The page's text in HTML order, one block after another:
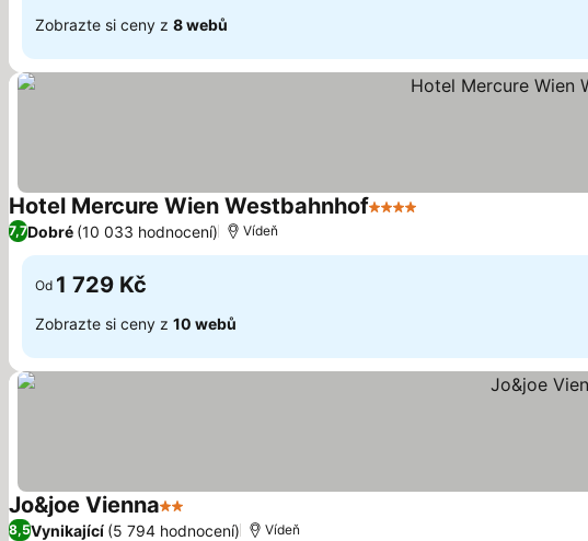
Zobrazte si ceny z 8 webů
Hotel Mercure Wien Westbahnhof4 Počet hvězdiček
7,7Dobré (10 033 hodnocení) Vídeň
Od 1 729 Kč
Zobrazte si ceny z 10 webů
Jo&joe Vienna2 Počet hvězdiček
8,5Vynikající (5 794 hodnocení) Vídeň